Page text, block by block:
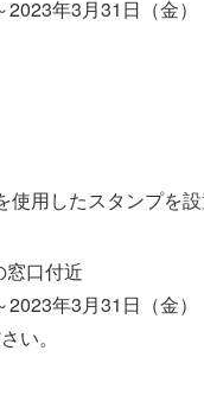
年3月31日（金）
用したスタンプを設
口付近
年3月31日（金）
い。